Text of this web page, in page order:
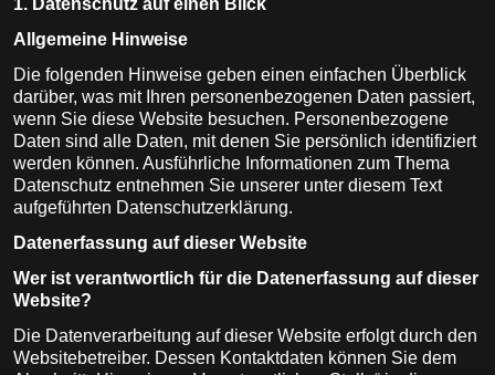
1. Datenschutz auf einen Blick
Allgemeine Hinweise
Die folgenden Hinweise geben einen einfachen Überblick
darüber, was mit Ihren personenbezogenen Daten passiert,
wenn Sie diese Website besuchen. Personenbezogene
Daten sind alle Daten, mit denen Sie persönlich identifiziert
werden können. Ausführliche Informationen zum Thema
Datenschutz entnehmen Sie unserer unter diesem Text
aufgeführten Datenschutzerklärung.
Datenerfassung auf dieser Website
Wer ist verantwortlich für die Datenerfassung auf dieser
Website?
Die Datenverarbeitung auf dieser Website erfolgt durch den
Websitebetreiber. Dessen Kontaktdaten können Sie dem